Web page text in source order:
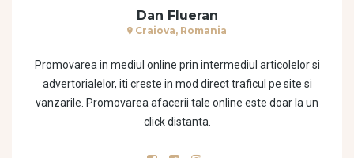
Dan Flueran
Craiova, Romania
Promovarea in mediul online prin intermediul articolelor si
advertorialelor, iti creste in mod direct traficul pe site si
vanzarile. Promovarea afacerii tale online este doar la un
click distanta.